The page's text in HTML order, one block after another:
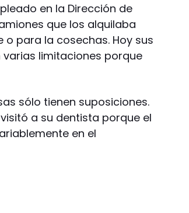
en la Dirección de
que los alquilaba
para la cosechas. Hoy sus
limitaciones porque
sólo tienen suposiciones.
a su dentista porque el
en el